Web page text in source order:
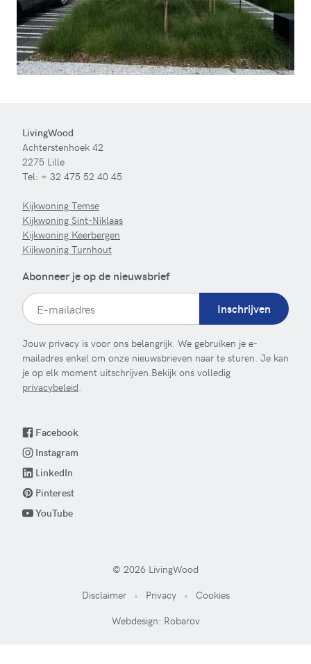
LivingWood
Achterstenhoek 42
2275 Lille
Tel: + 32 475 52 40 45
Kijkwoning Temse
Kijkwoning Sint-Niklaas
Kijkwoning Keerbergen
Kijkwoning Turnhout
Abonneer je op de nieuwsbrief
Inschrijven
Jouw privacy is voor ons belangrijk. We gebruiken je e-
mailadres enkel om onze nieuwsbrieven naar te sturen. Je kan
je op elk moment uitschrijven.Bekijk ons volledig
privacybeleid.
Facebook
Instagram
LinkedIn
Pinterest
YouTube
© 2026 LivingWood
Disclaimer
Privacy
Cookies
Webdesign: Robarov